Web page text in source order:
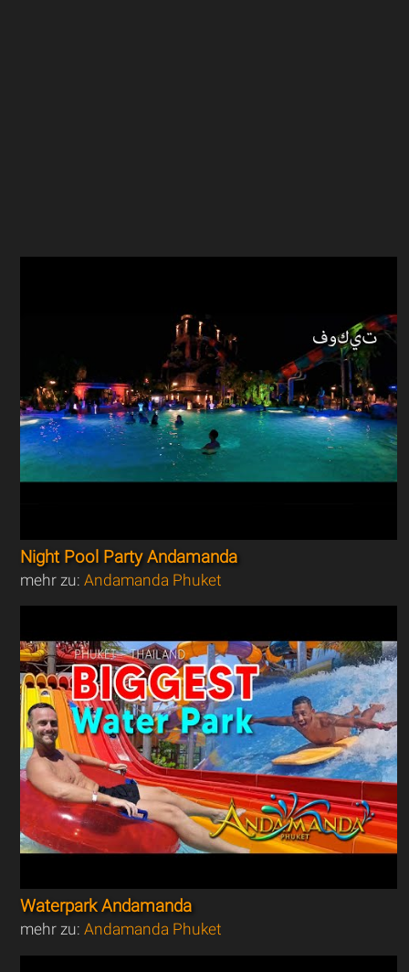
Night Pool Party Andamanda
mehr zu:Andamanda Phuket
Waterpark Andamanda
mehr zu:Andamanda Phuket